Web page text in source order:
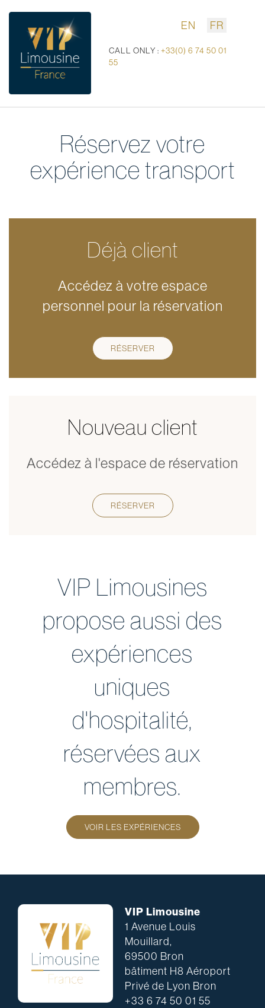
EN FR
CALL ONLY : +33(0) 6 74 50 01
55
Réservez votre
expérience transport
Déjà client
Accédez à votre espace
personnel pour la réservation
RÉSERVER
Nouveau client
Accédez à l'espace de réservation
RÉSERVER
VIP Limousines
propose aussi des
expériences
uniques
d'hospitalité,
réservées aux
membres.
VOIR LES EXPÉRIENCES
VIP Limousine
1 Avenue Louis
Mouillard,
69500 Bron
bâtiment H8 Aéroport
Privé de Lyon Bron
+33 6 74 50 01 55